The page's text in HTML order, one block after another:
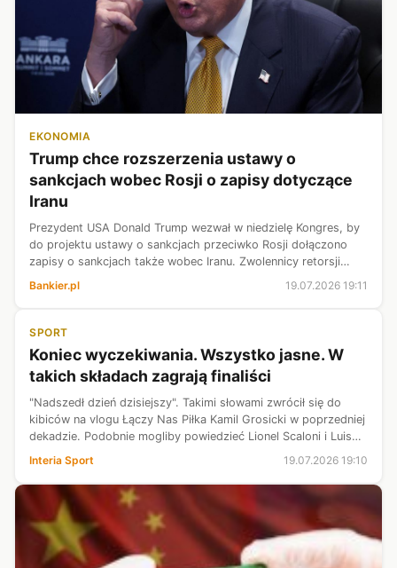
EKONOMIA
Trump chce rozszerzenia ustawy o
sankcjach wobec Rosji o zapisy dotyczące
Iranu
Prezydent USA Donald Trump wezwał w niedzielę Kongres, by
do projektu ustawy o sankcjach przeciwko Rosji dołączono
zapisy o sankcjach także wobec Iranu. Zwolennicy retorsji
obawiają się, że prezydent może wycofać swoje poparcie dla
ustawy autorstwa z...
Bankier.pl 19.07.2026 19:11
SPORT
Koniec wyczekiwania. Wszystko jasne. W
takich składach zagrają finaliści
"Nadszedł dzień dzisiejszy". Takimi słowami zwrócił się do
kibiców na vlogu Łączy Nas Piłka Kamil Grosicki w poprzedniej
dekadzie. Podobnie mogliby powiedzieć Lionel Scaloni i Luis
de la Fuente. Obaj stanęli bowiem przed wyzwaniem złożenia
"jedenaste...
Interia Sport 19.07.2026 19:10